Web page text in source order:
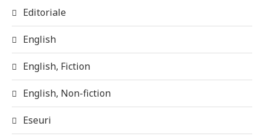
Editoriale
English
English, Fiction
English, Non-fiction
Eseuri